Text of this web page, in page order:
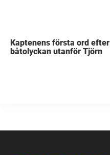
Kaptenens första ord efter
båtolyckan utanför Tjörn